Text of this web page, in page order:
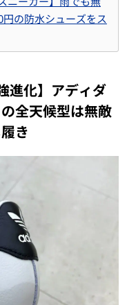
の防水シューズをス
進化】アディダ
全天候型は無敵
き